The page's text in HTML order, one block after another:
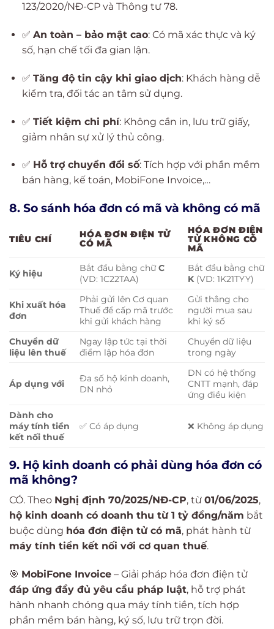
123/2020/NĐ-CP và Thông tư 78.
✅ An toàn – bảo mật cao: Có mã xác thực và ký
số, hạn chế tối đa gian lận.
✅ Tăng độ tin cậy khi giao dịch: Khách hàng dễ
kiểm tra, đối tác an tâm sử dụng.
✅ Tiết kiệm chi phí: Không cần in, lưu trữ giấy,
giảm nhân sự xử lý thủ công.
✅ Hỗ trợ chuyển đổi số: Tích hợp với phần mềm
bán hàng, kế toán, MobiFone Invoice,…
8. So sánh hóa đơn có mã và không có mã
TIÊU CHÍ
HÓA ĐƠN ĐIỆN TỬ
CÓ MÃ
HÓA ĐƠN ĐIỆN
TỬ KHÔNG CÓ
MÃ
Ký hiệu Bắt đầu bằng chữC
(VD: 1C22TAA)
Bắt đầu bằng chữ
K(VD: 1K21TYY)
Khi xuất hóa
đơn
Phải gửi lên Cơ quan
Thuế để cấp mã trước
khi gửi khách hàng
Gửi thẳng cho
người mua sau
khi ký số
Chuyển dữ
liệu lên thuế
Ngay lập tức tại thời
điểm lập hóa đơn
Chuyển dữ liệu
trong ngày
Áp dụng với
Đa số hộ kinh doanh,
DN nhỏ
DN có hệ thống
CNTT mạnh, đáp
ứng điều kiện
Dành cho
máy tính tiền
kết nối thuế
✅ Có áp dụng ❌ Không áp dụng
9. Hộ kinh doanh có phải dùng hóa đơn có
mã không?
CÓ. Theo Nghị định 70/2025/NĐ-CP, từ 01/06/2025,
hộ kinh doanh có doanh thu từ 1 tỷ đồng/năm bắt
buộc dùng hóa đơn điện tử có mã, phát hành từ
máy tính tiền kết nối với cơ quan thuế.
🎯 MobiFone Invoice – Giải pháp hóa đơn điện tử
đáp ứng đầy đủ yêu cầu pháp luật, hỗ trợ phát
hành nhanh chóng qua máy tính tiền, tích hợp
phần mềm bán hàng, ký số, lưu trữ trọn đời.